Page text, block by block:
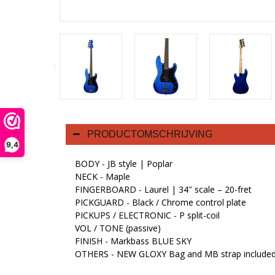
9,4
PRODUCTOMSCHRIJVING
BODY - JB style | Poplar
NECK - Maple
FINGERBOARD - Laurel | 34″ scale – 20-fret
PICKGUARD - Black / Chrome control plate
PICKUPS / ELECTRONIC - P split-coil
VOL / TONE (passive)
FINISH - Markbass BLUE SKY
OTHERS - NEW GLOXY Bag and MB strap